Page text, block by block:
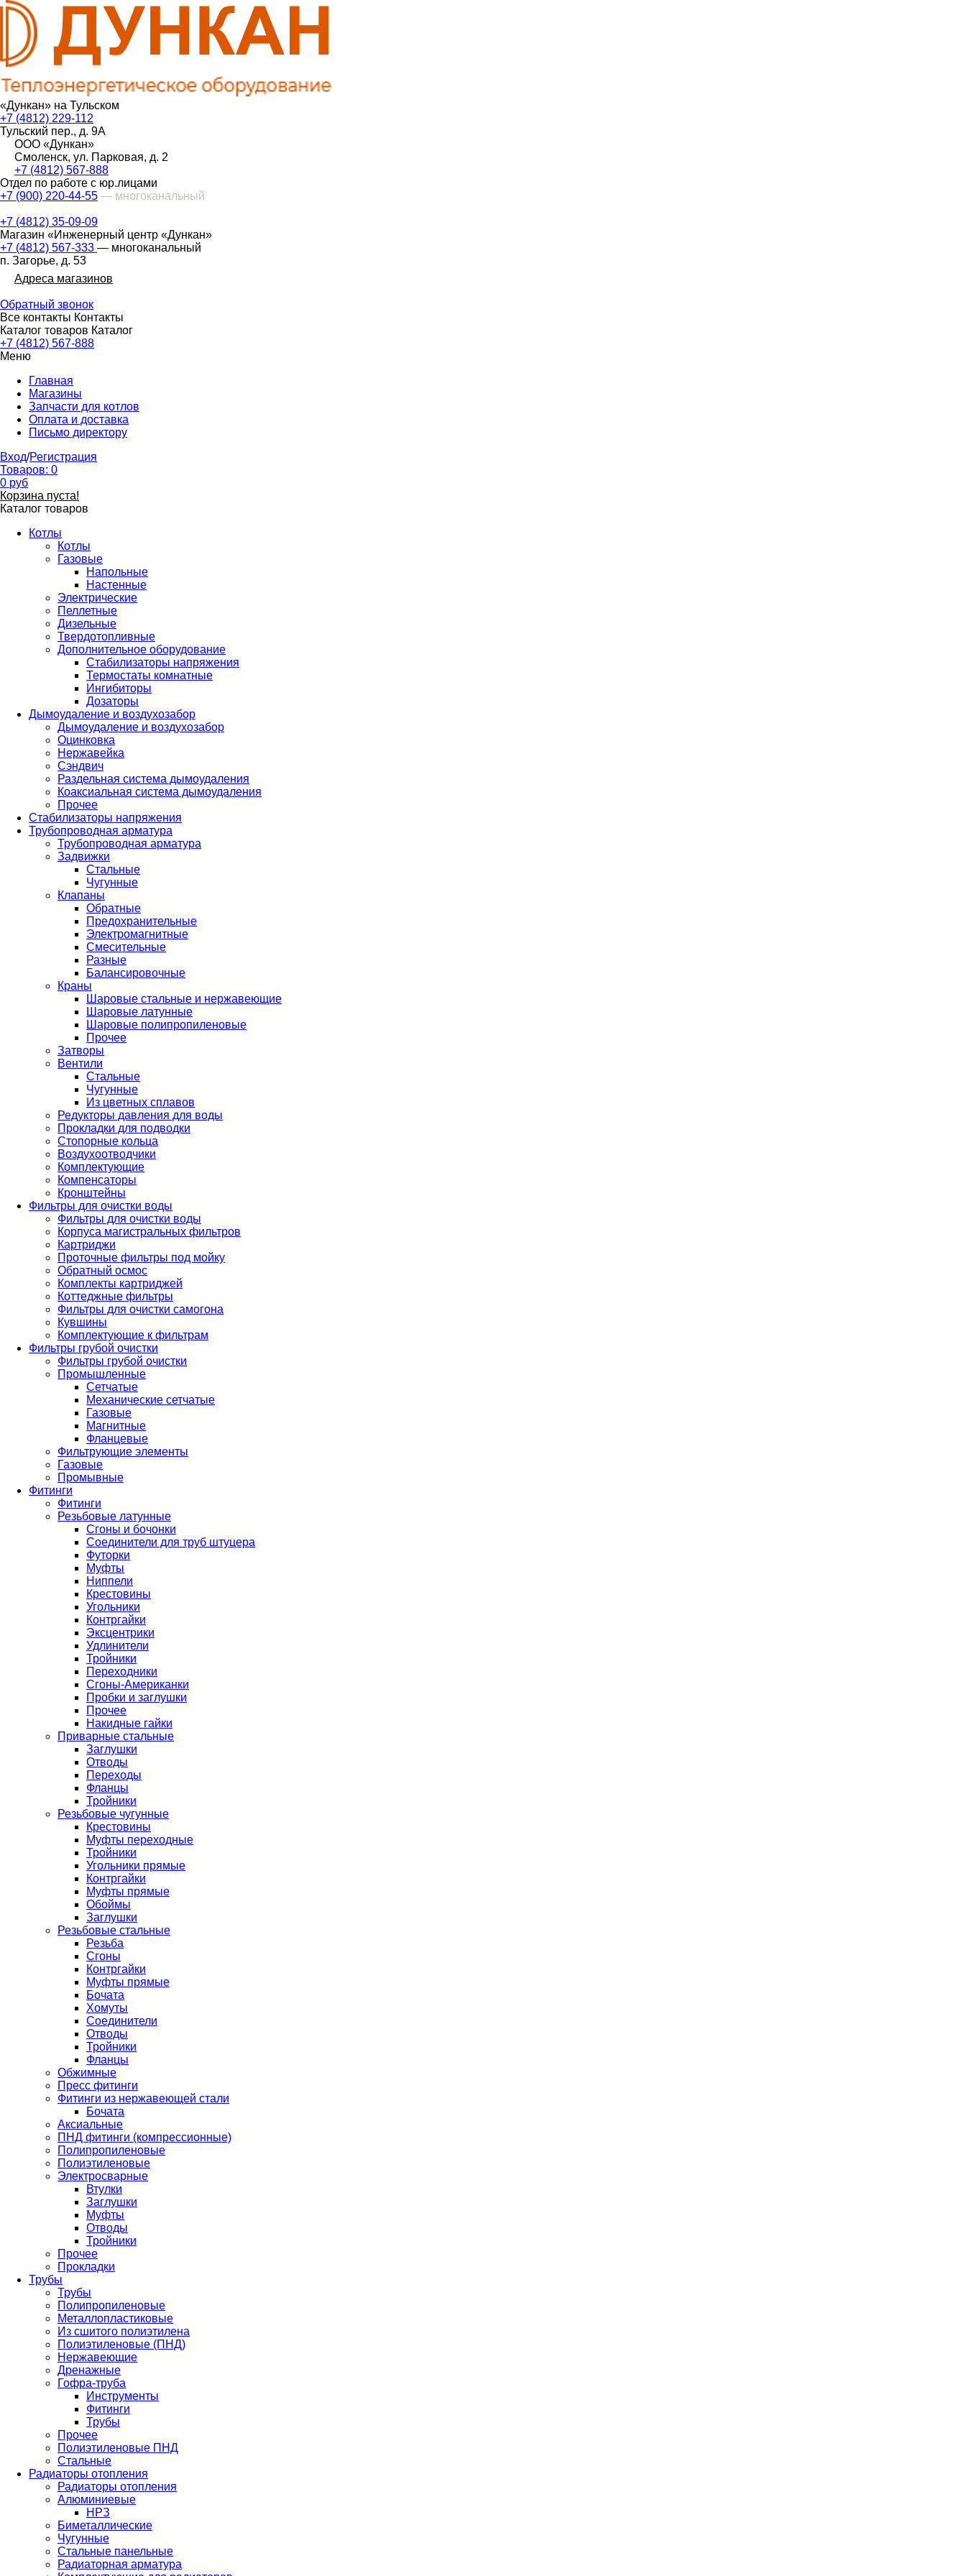
«Дункан» на Тульском
+7 (4812) 229-112
Тульский пер., д. 9А
ООО «Дункан»
Смоленск, ул. Парковая, д. 2
+7 (4812) 567-888
Отдел по работе с юр.лицами
+7 (900) 220-44-55 — многоканальный
+7 (4812) 35-09-09
Магазин «Инженерный центр «Дункан»
+7 (4812) 567-333 — многоканальный
п. Загорье, д. 53
Адреса магазинов
Обратный звонок
Все контакты Контакты
Каталог товаров Каталог
+7 (4812) 567-888
Меню
Главная
Магазины
Запчасти для котлов
Оплата и доставка
Письмо директору
Вход/Регистрация
Товаров: 0
0 руб
Корзина пуста!
Каталог товаров
Котлы
Котлы
Газовые
Напольные
Настенные
Электрические
Пеллетные
Дизельные
Твердотопливные
Дополнительное оборудование
Стабилизаторы напряжения
Термостаты комнатные
Ингибиторы
Дозаторы
Дымоудаление и воздухозабор
Дымоудаление и воздухозабор
Оцинковка
Нержавейка
Сэндвич
Раздельная система дымоудаления
Коаксиальная система дымоудаления
Прочее
Стабилизаторы напряжения
Трубопроводная арматура
Трубопроводная арматура
Задвижки
Стальные
Чугунные
Клапаны
Обратные
Предохранительные
Электромагнитные
Смесительные
Разные
Балансировочные
Краны
Шаровые стальные и нержавеющие
Шаровые латунные
Шаровые полипропиленовые
Прочее
Затворы
Вентили
Стальные
Чугунные
Из цветных сплавов
Редукторы давления для воды
Прокладки для подводки
Стопорные кольца
Воздухоотводчики
Комплектующие
Компенсаторы
Кронштейны
Фильтры для очистки воды
Фильтры для очистки воды
Корпуса магистральных фильтров
Картриджи
Проточные фильтры под мойку
Обратный осмос
Комплекты картриджей
Коттеджные фильтры
Фильтры для очистки самогона
Кувшины
Комплектующие к фильтрам
Фильтры грубой очистки
Фильтры грубой очистки
Промышленные
Сетчатые
Механические сетчатые
Газовые
Магнитные
Фланцевые
Фильтрующие элементы
Газовые
Промывные
Фитинги
Фитинги
Резьбовые латунные
Сгоны и бочонки
Соединители для труб штуцера
Футорки
Муфты
Ниппели
Крестовины
Угольники
Контргайки
Эксцентрики
Удлинители
Тройники
Переходники
Сгоны-Американки
Пробки и заглушки
Прочее
Накидные гайки
Приварные стальные
Заглушки
Отводы
Переходы
Фланцы
Тройники
Резьбовые чугунные
Крестовины
Муфты переходные
Тройники
Угольники прямые
Контргайки
Муфты прямые
Обоймы
Заглушки
Резьбовые стальные
Резьба
Сгоны
Контргайки
Муфты прямые
Бочата
Хомуты
Соединители
Отводы
Тройники
Фланцы
Обжимные
Пресс фитинги
Фитинги из нержавеющей стали
Бочата
Аксиальные
ПНД фитинги (компрессионные)
Полипропиленовые
Полиэтиленовые
Электросварные
Втулки
Заглушки
Муфты
Отводы
Тройники
Прочее
Прокладки
Трубы
Трубы
Полипропиленовые
Металлопластиковые
Из сшитого полиэтилена
Полиэтиленовые (ПНД)
Нержавеющие
Дренажные
Гофра-труба
Инструменты
Фитинги
Трубы
Прочее
Полиэтиленовые ПНД
Стальные
Радиаторы отопления
Радиаторы отопления
Алюминиевые
НРЗ
Биметаллические
Чугунные
Стальные панельные
Радиаторная арматура